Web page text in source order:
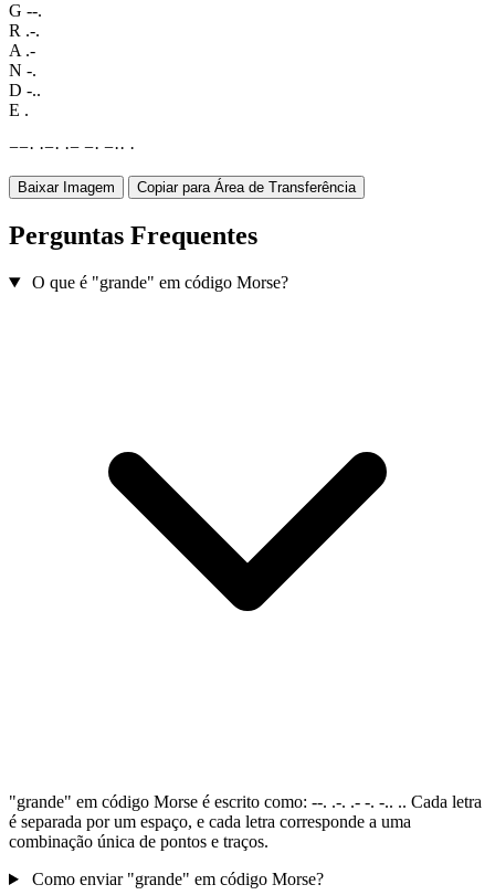
G --.
R .-.
A .-
N -.
D -..
E .
−−· ·−· ·− −· −·· ·
Baixar Imagem Copiar para Área de Transferência
Perguntas Frequentes
O que é "grande" em código Morse?
"grande" em código Morse é escrito como: --. .-. .- -. -.. .. Cada letra
é separada por um espaço, e cada letra corresponde a uma
combinação única de pontos e traços.
Como enviar "grande" em código Morse?